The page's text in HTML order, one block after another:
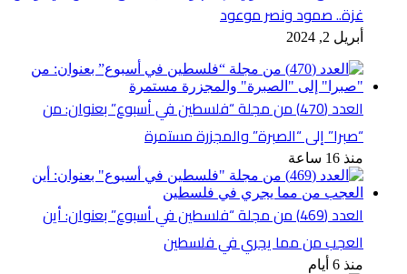
غزة.. صمود ونصر موعود
أبريل 2, 2024
العدد (470) من مجلة “فلسطين في أسبوع” بعنوان: من
“صبرا” إلى “الصبرة” والمجزرة مستمرة
منذ 16 ساعة
العدد (469) من مجلة “فلسطين في أسبوع” بعنوان: أين
العجب من مما يجري في فلسطين
منذ 6 أيام